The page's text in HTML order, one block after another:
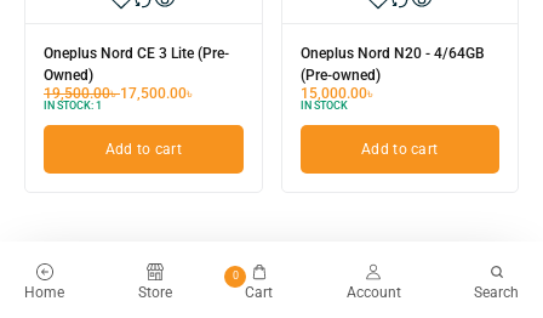
Oneplus Nord CE 3 Lite (Pre-
Owned)
19,500.00৳17,500.00৳
IN STOCK: 1
Add to cart
Oneplus Nord N20 - 4/64GB
(Pre-owned)
15,000.00৳
IN STOCK
Add to cart
Home Store
0
Cart Account Search